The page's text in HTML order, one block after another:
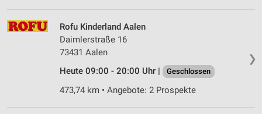
❯
Rofu Kinderland Aalen
Daimlerstraße 16
73431 Aalen
Heute 09:00 - 20:00 Uhr |
Geschlossen
473,74 km • Angebote: 2 Prospekte
Speichern von oder Zugriff auf Informationen
auf einem Endgerät
Verwendung reduzierter Daten zur Auswahl von
Werbeanzeigen